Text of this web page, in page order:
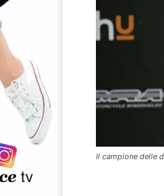
Il campione delle